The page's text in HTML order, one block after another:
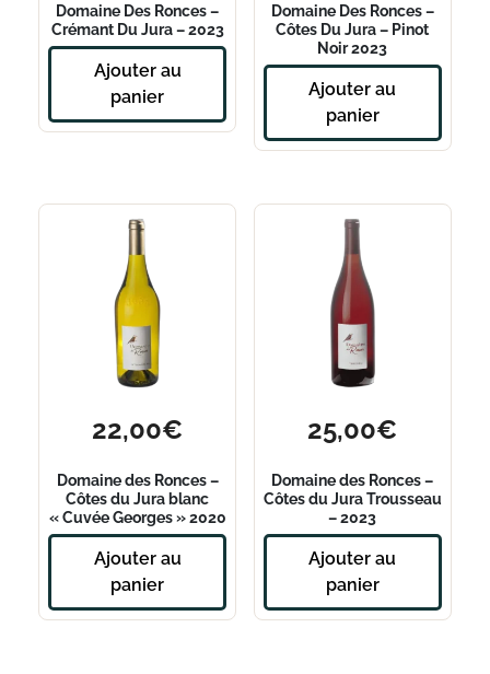
Domaine Des Ronces –
Crémant Du Jura – 2023
Ajouter au
panier
Domaine Des Ronces –
Côtes Du Jura – Pinot
Noir 2023
Ajouter au
panier
22,00€
Domaine des Ronces –
Côtes du Jura blanc
« Cuvée Georges » 2020
Ajouter au
panier
25,00€
Domaine des Ronces –
Côtes du Jura Trousseau
– 2023
Ajouter au
panier